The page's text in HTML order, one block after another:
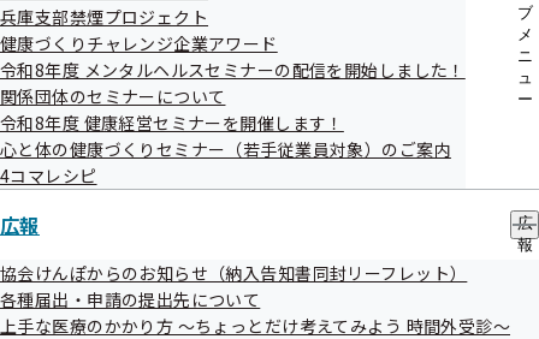
ブ
メ
ニ
ュ
ー
兵庫支部禁煙プロジェクト
健康づくりチャレンジ企業アワード
令和8年度 メンタルヘルスセミナーの配信を開始しました！
関係団体のセミナーについて
令和8年度 健康経営セミナーを開催します！
心と体の健康づくりセミナー（若手従業員対象）のご案内
4コマレシピ
広報
広
報
協会けんぽからのお知らせ（納入告知書同封リーフレット）
各種届出・申請の提出先について
上手な医療のかかり方 ～ちょっとだけ考えてみよう 時間外受診～
本社所在地
東京都品川区南品川2-2-7 南品川Jビル4階
事業実施場所
大阪府大阪市西区靱本町1-6-6 華東ビル1F